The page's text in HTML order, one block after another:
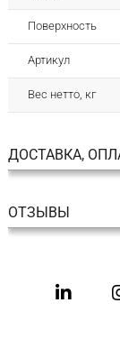
Поверхность
Артикул
Вес нетто, кг
ДОСТАВКА,
ОТЗЫВЫ